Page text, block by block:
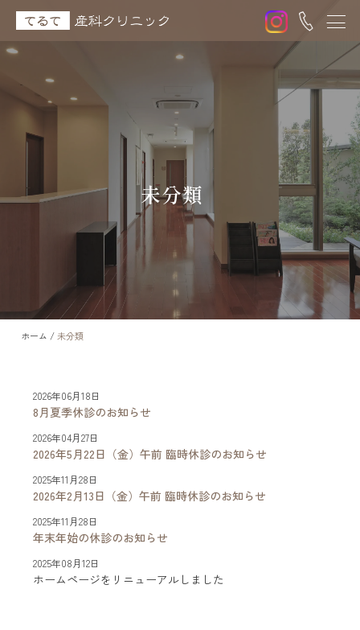
未分類
ホーム / 未分類
2026年06月18日
8月夏季休診のお知らせ
2026年04月27日
2026年5月22日（金）午前 臨時休診のお知らせ
2025年11月28日
2026年2月13日（金）午前 臨時休診のお知らせ
2025年11月28日
年末年始の休診のお知らせ
2025年08月12日
ホームページをリニューアルしました